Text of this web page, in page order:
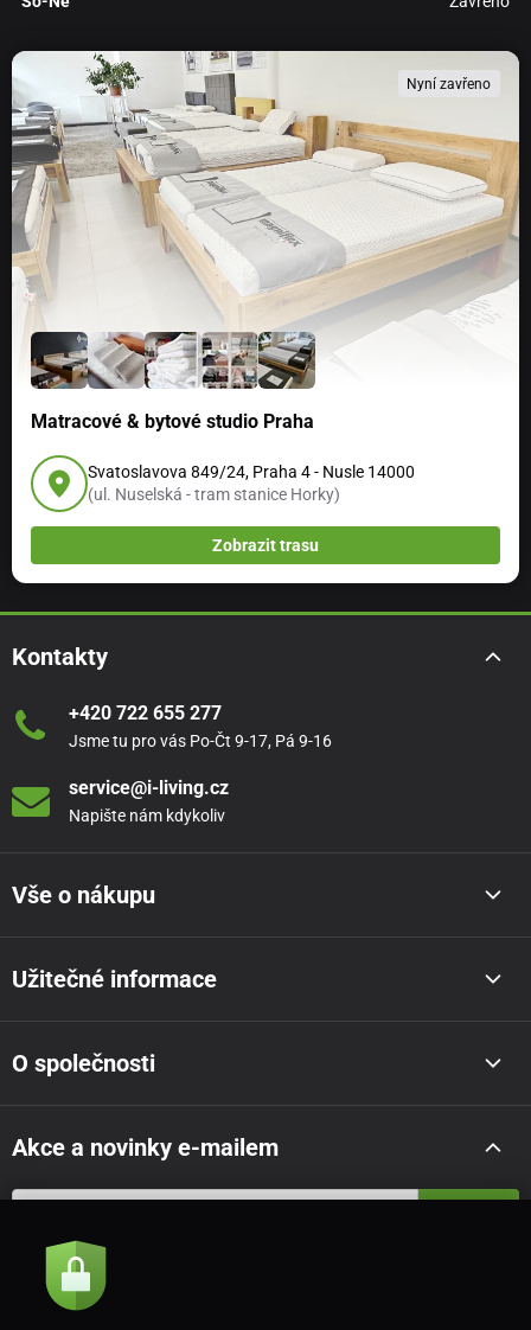
Nyní zavřeno
Matracové & bytové studio Praha
Svatoslavova 849/24, Praha 4 - Nusle 14000
(ul. Nuselská - tram stanice Horky)
Zobrazit trasu
Kontakty
+420 722 655 277
Jsme tu pro vás Po-Čt 9-17, Pá 9-16
service@i-living.cz
Napište nám kdykoliv
Vše o nákupu
Užitečné informace
O společnosti
Akce a novinky e-mailem
Souhlasím se